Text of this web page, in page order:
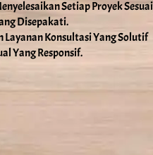
Setiap Proyek Sesuai
Disepakati.
Layanan Konsultasi Yang Solutif
Yang Responsif.